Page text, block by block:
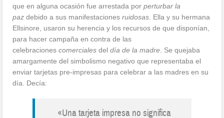
que en alguna ocasión fue arrestada porperturbar la
paz debido a sus manifestacionesruidosas . Ella y su hermana
Ellsinore, usaron su herencia y los recursos de que disponían,
para hacer campaña en contra de las
celebracionescomerciales deldía de la madre . Se quejaba
amargamente del simbolismo negativo que representaba el
enviar tarjetas pre-impresas para celebrar a las madres en su
día. Decía:
«Una tarjeta impresa no significa